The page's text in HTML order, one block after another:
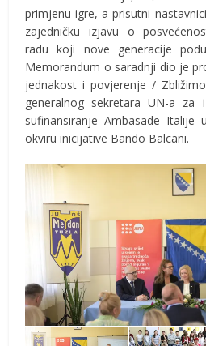
primjenu igre, a prisutni
zajedničku izjavu o
radu koji nove generacije
Memorandum o saradnji dio je
jednakost i povjerenje /
generalnog sekretara UN-a za
sufinansiranje Ambasade Italije
okviru inicijative Bando Balcani.